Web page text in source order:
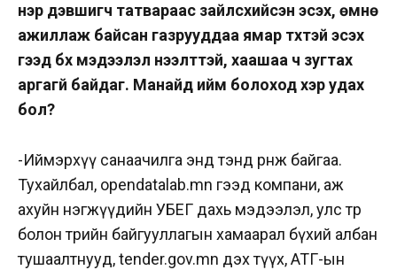
нэр дэвшигч татвараас зайлсхийсэн эсэх, өмнө
ажиллаж байсан газрууддаа ямар түүхтэй эсэх
гээд бүх мэдээлэл нээлттэй, хаашаа ч зугтах
аргагүй байдаг. Манайд ийм болоход хэр удах
бол?
-Иймэрхүү санаачилга энд тэнд өрнөж байгаа.
Тухайлбал, opendatalab.mn гээд компани, аж
ахуйн нэгжүүдийн УБЕГ дахь мэдээлэл, улс төр
болон төрийн байгууллагын хамаарал бүхий албан
тушаалтнууд, tender.gov.mn дэх түүх, АТГ-ын